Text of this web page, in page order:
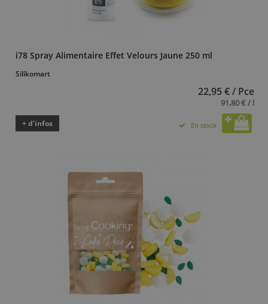
i78 Spray Alimentaire Effet Velours Jaune 250 ml
Silikomart
22,95 € / Pce
91,80 € / l
+ d’infos En stock